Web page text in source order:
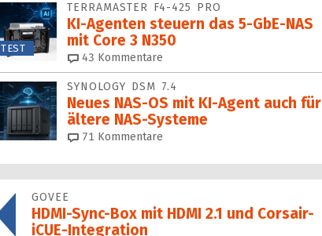
TEST
TERRAMASTER F4-425 PRO
KI-Agenten steuern das 5‑GbE-NAS
mit Core 3 N350
43 Kommentare
SYNOLOGY DSM 7.4
Neues NAS-OS mit KI-Agent auch für
ältere NAS-Systeme
71 Kommentare
GOVEE
HDMI-Sync-Box mit HDMI 2.1 und Corsair-
iCUE-Integration